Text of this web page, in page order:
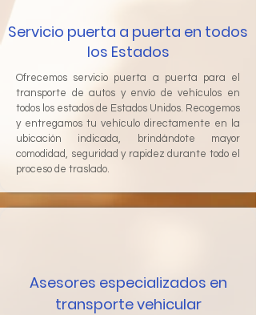
Servicio puerta a puerta en todos
los Estados
Ofrecemos servicio puerta a puerta para el
transporte de autos y envío de vehículos en
todos los estados de Estados Unidos. Recogemos
y entregamos tu vehículo directamente en la
ubicación indicada, brindándote mayor
comodidad, seguridad y rapidez durante todo el
proceso de traslado.
Asesores especializados en
transporte vehicular